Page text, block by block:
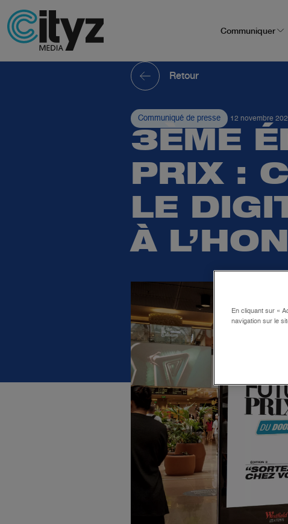
Communiquer
Retour
Communiqué de presse 12 novembre
3ÈME
PRIX :
LE
À
En cliquant sur «
navigation sur le